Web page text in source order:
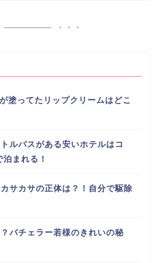
塗ってたリップクリームはどこ
ルバスがある安いホテルはコ
まれる！
サカサの正体は？！自分で駆除
バチェラー若様のきれいの秘